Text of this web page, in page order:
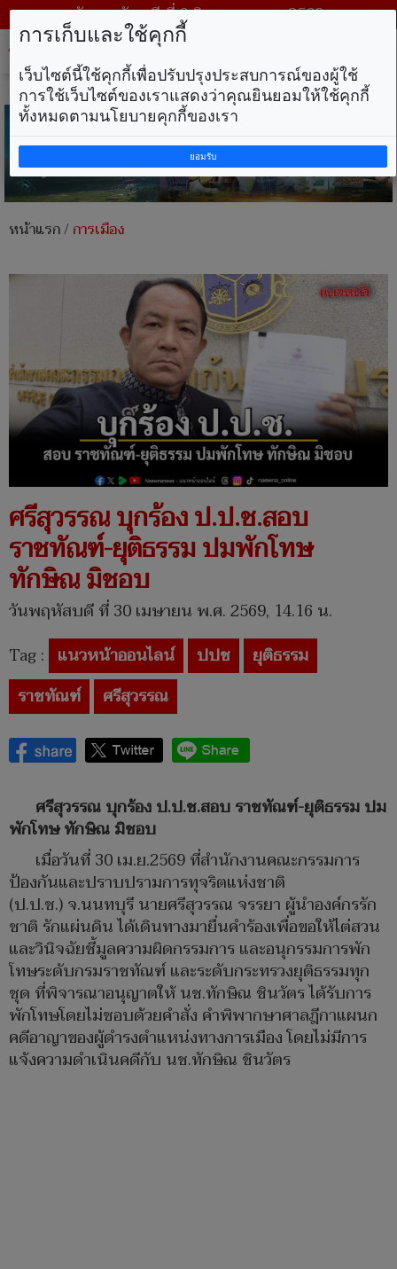
วันพฤหัสบดี ที่ 6 สิงหาคม พ.ศ. 2569
หน้าแรก/การเมือง
ศรีสุวรรณ บุกร้อง ป.ป.ช.สอบ
ราชทัณฑ์-ยุติธรรม ปมพักโทษ
ทักษิณ มิชอบ
วันพฤหัสบดี ที่ 30 เมษายน พ.ศ. 2569, 14.16 น.
Tag : แนวหน้าออนไลน์ ปปช
ยุติธรรม
ราชทัณฑ์
ศรีสุวรรณ
ศรีสุวรรณ บุกร้อง ป.ป.ช.สอบ ราชทัณฑ์-ยุติธรรม ปม
พักโทษ ทักษิณ มิชอบ
เมื่อวันที่ 30 เม.ย.2569 ที่สำนักงานคณะกรรมการ
ป้องกันและปราบปรามการทุจริตแห่งชาติ
(ป.ป.ช.) จ.นนทบุรี นายศรีสุวรรณ จรรยา ผู้นำองค์กรรัก
ชาติ รักแผ่นดิน ได้เดินทางมายื่นคำร้องเพื่อขอให้ไต่สวน
และวินิจฉัยชี้มูลความผิดกรรมการ และอนุกรรมการพัก
โทษระดับกรมราชทัณฑ์ และระดับกระทรวงยุติธรรมทุก
ชุด ที่พิจารณาอนุญาตให้ นช.ทักษิณ ชินวัตร ได้รับการ
พักโทษโดยไม่ชอบด้วยคำสั่ง คำพิพากษาศาลฎีกาแผนก
คดีอาญาของผู้ดำรงตำแหน่งทางการเมือง โดยไม่มีการ
แจ้งความดำเนินคดีกับ นช.ทักษิณ ชินวัตร
การเก็บและใช้คุกกี้
เว็บไซต์นี้ใช้คุกกี้เพื่อปรับปรุงประสบการณ์ของผู้ใช้
การใช้เว็บไซต์ของเราแสดงว่าคุณยินยอมให้ใช้คุกกี้
ทั้งหมดตามนโยบายคุกกี้ของเรา
ยอมรับ